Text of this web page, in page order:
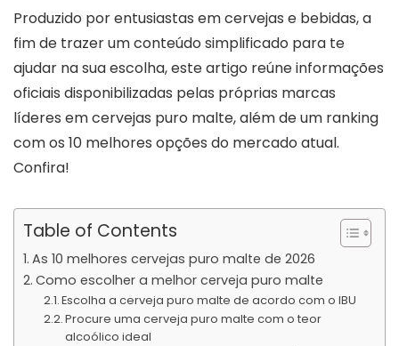
Produzido por entusiastas em cervejas e bebidas, a
fim de trazer um conteúdo simplificado para te
ajudar na sua escolha, este artigo reúne informações
oficiais disponibilizadas pelas próprias marcas
líderes em cervejas puro malte, além de um ranking
com os 10 melhores opções do mercado atual.
Confira!
Table of Contents
As 10 melhores cervejas puro malte de 2026
Como escolher a melhor cerveja puro malte
Escolha a cerveja puro malte de acordo com o IBU
Procure uma cerveja puro malte com o teor
alcoólico ideal